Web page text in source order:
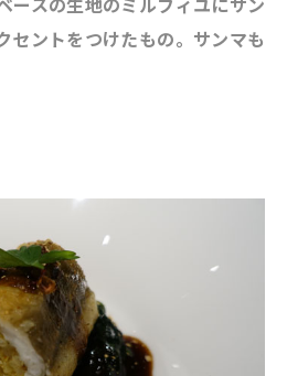
セントをつけたもの。サンマも